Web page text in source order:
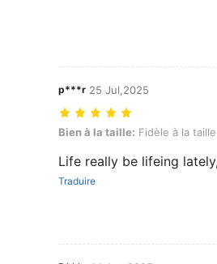
p***r 25 Jul,2025
Bien à la taille: Fidèle à la taille,
Bien à la taille: Fidèle à la taille
Life really be lifeing
Traduire